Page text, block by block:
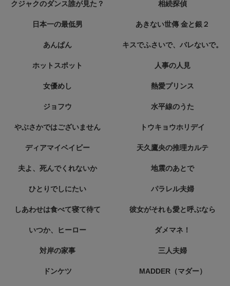
クジャクのダンス誰が見た？ 相続探偵
日本一の最低男 あきない世傳 金と銀２
あんぱん キスでふさいで、バレないで。
ホットスポット 人事の人見
女優めし 熱愛プリンス
ジョフウ 水平線のうた
やぶさかではございません トウキョウホリデイ
ディアマイベイビー 天久鷹央の推理カルテ
夫よ、死んでくれないか 地震のあとで
ひとりでしにたい パラレル夫婦
しあわせは食べて寝て待て 彼女がそれも愛と呼ぶなら
いつか、ヒーロー ダメマネ！
対岸の家事 三人夫婦
ドンケツ MADDER（マダー）